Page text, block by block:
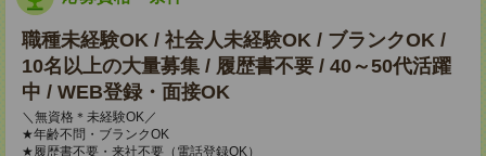
職種未経験OK / 社会人未経験OK / ブランクOK /
10名以上の大量募集 / 履歴書不要 / 40～50代活躍
中 / WEB登録・面接OK
＼無資格＊未経験OK／
★年齢不問・ブランクOK
★履歴書不要・来社不要（電話登録OK）